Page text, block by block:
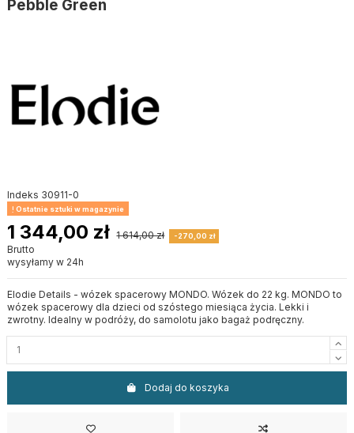
Pebble Green
Indeks 30911-0
Ostatnie sztuki w magazynie
1 344,00 zł 1 614,00 zł -270,00 zł
Brutto
wysyłamy w 24h
Elodie Details - wózek spacerowy MONDO. Wózek do 22 kg. MONDO to
wózek spacerowy dla dzieci od szóstego miesiąca życia. Lekki i
zwrotny. Idealny w podróży, do samolotu jako bagaż podręczny.
Dodaj do koszyka